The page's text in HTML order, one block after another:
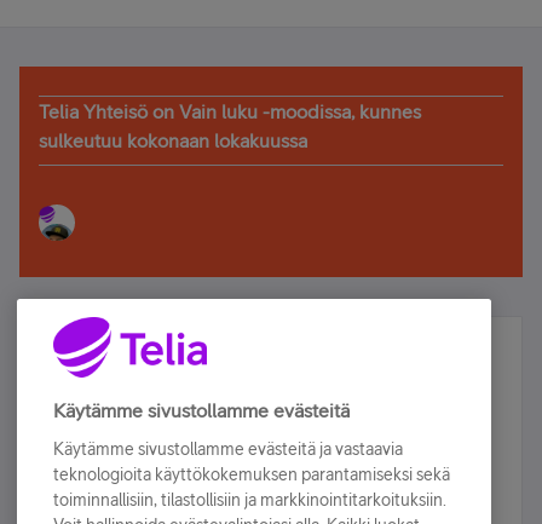
Telia Yhteisö on Vain luku -moodissa, kunnes
sulkeutuu kokonaan lokakuussa
Älä jää paitsi – osallistu ja voita!
Tilaa Telian uutiskirje ja olet mukana arvonnassa.
sähköpostiisi.
Käytämme sivustollamme evästeitä
Käytämme sivustollamme evästeitä ja vastaavia
teknologioita käyttökokemuksen parantamiseksi sekä
toiminnallisiin, tilastollisiin ja markkinointitarkoituksiin.